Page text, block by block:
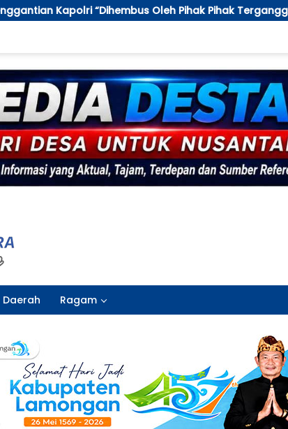
Oleh Pihak Pihak Terganggu Kenyamanannya”
Daerah Ragam